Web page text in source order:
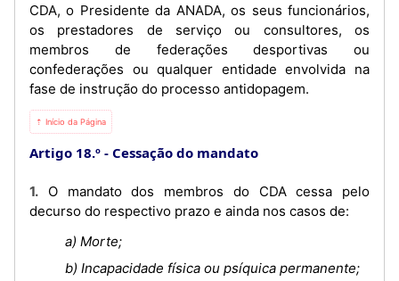
CDA, o Presidente da ANADA, os seus funcionários,
os prestadores de serviço ou consultores, os
membros de federações desportivas ou
confederações ou qualquer entidade envolvida na
fase de instrução do processo antidopagem.
⇡ Início da Página
Artigo 18.º Cessação do mandato
1. O mandato dos membros do CDA cessa pelo
decurso do respectivo prazo e ainda nos casos de:
a) Morte;
b) Incapacidade física ou psíquica permanente;